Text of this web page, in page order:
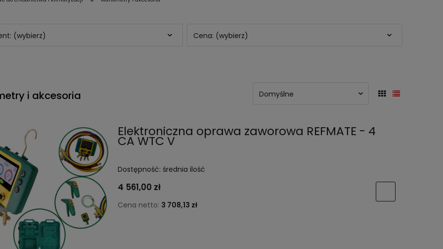
(wybierz) Cena: (wybierz)
i akcesoria
Elektroniczna oprawa zaworowa REFMATE - 4
CA WTC V
Dostępność: średnia ilość
4 561,00 zł
Cena netto: 3 708,13 zł